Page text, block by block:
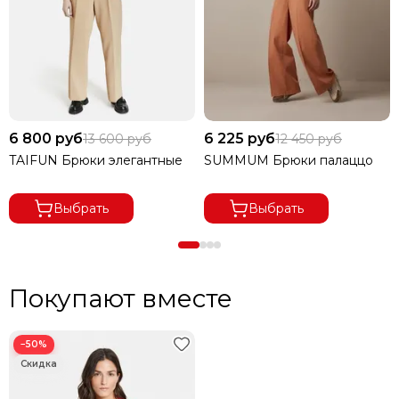
6 800 руб13 600 руб
TAIFUN Брюки элегантные
Выбрать
6 225 руб12 450 руб
SUMMUM Брюки палаццо
Выбрать
Покупают вместе
−50%